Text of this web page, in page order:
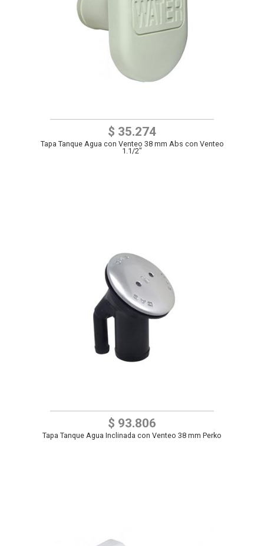
$ 35.274
Tapa Tanque Agua con Venteo 38 mm Abs con Venteo
1.1/2"
$ 93.806
Tapa Tanque Agua Inclinada con Venteo 38 mm Perko